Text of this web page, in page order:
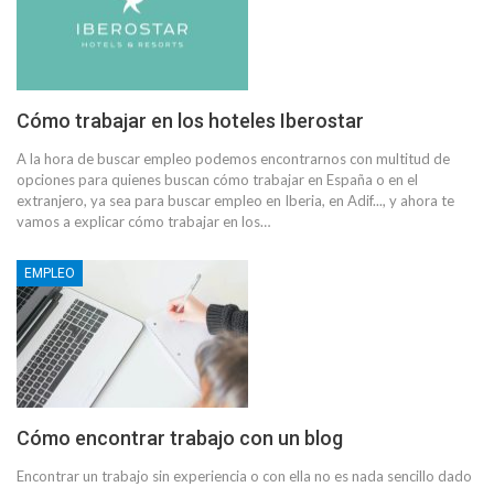
Cómo trabajar en los hoteles Iberostar
A la hora de buscar empleo podemos encontrarnos con multitud de
opciones para quienes buscan cómo trabajar en España o en el
extranjero, ya sea para buscar empleo en Iberia, en Adif..., y ahora te
vamos a explicar cómo trabajar en los…
EMPLEO
Cómo encontrar trabajo con un blog
Encontrar un trabajo sin experiencia o con ella no es nada sencillo dado